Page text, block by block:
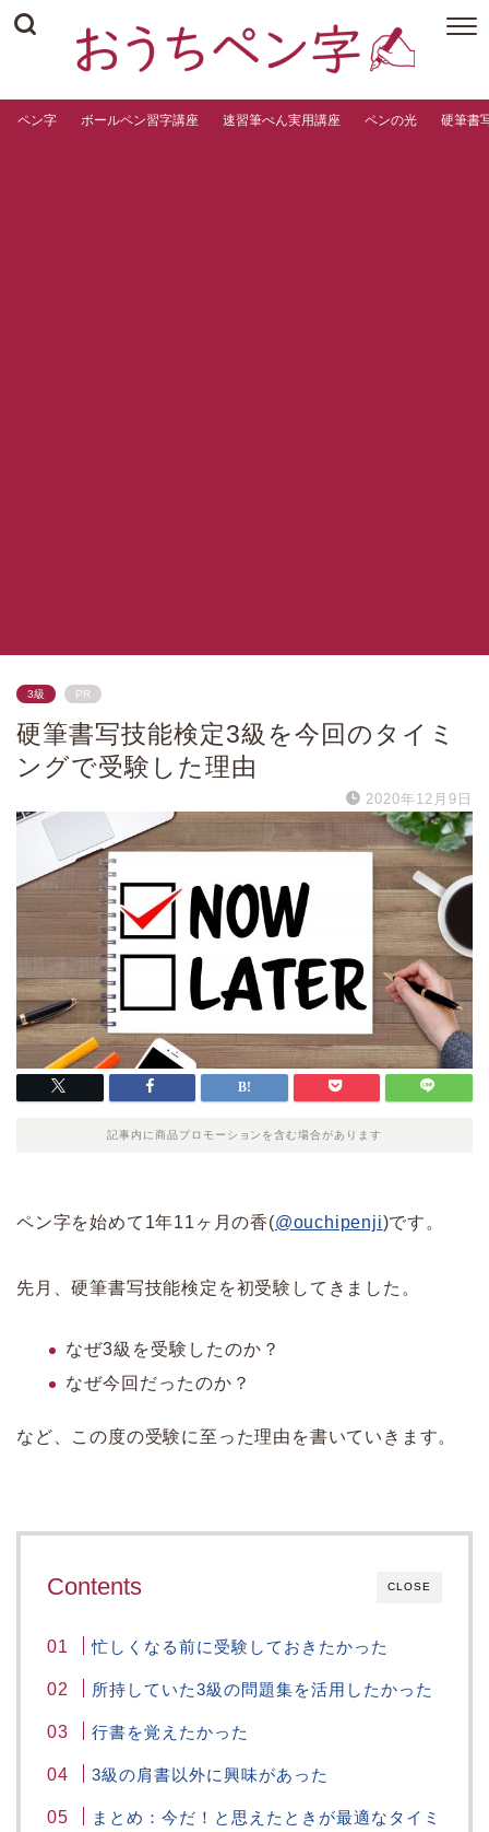
ペン字 ボールペン習字講座 速習筆ぺん実用講座 ペンの光 硬筆書
3級 PR
硬筆書写技能検定3級を今回のタイミ
ングで受験した理由
2020年12月9日
記事内に商品プロモーションを含む場合があります
ペン字を始めて1年11ヶ月の香(@ouchipenji)です。
先月、硬筆書写技能検定を初受験してきました。
なぜ3級を受験したのか？
なぜ今回だったのか？
など、この度の受験に至った理由を書いていきます。
CLOSE
Contents
忙しくなる前に受験しておきたかった
所持していた3級の問題集を活用したかった
行書を覚えたかった
3級の肩書以外に興味があった
まとめ：今だ！と思えたときが最適なタイミ